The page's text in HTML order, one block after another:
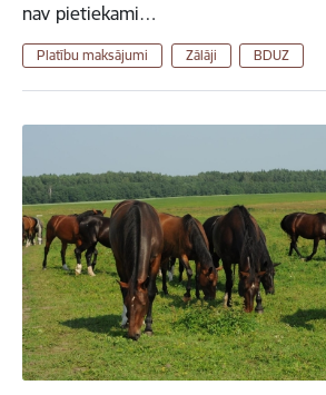
nav pietiekami…
Platību maksājumi Zālāji BDUZ